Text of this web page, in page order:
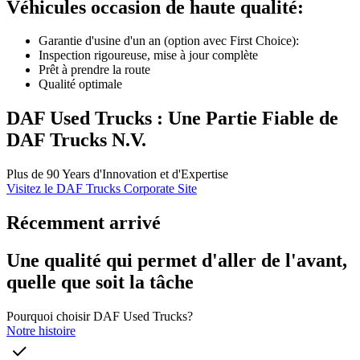
Véhicules occasion de haute qualité:
Garantie d'usine d'un an (option avec First Choice):
Inspection rigoureuse, mise à jour complète
Prêt à prendre la route
Qualité optimale
DAF Used Trucks : Une Partie Fiable de
DAF Trucks N.V.
Plus de 90 Years d'Innovation et d'Expertise
Visitez le DAF Trucks Corporate Site
Récemment arrivé
Une qualité qui permet d'aller de l'avant,
quelle que soit la tâche
Pourquoi choisir DAF Used Trucks?
Notre histoire